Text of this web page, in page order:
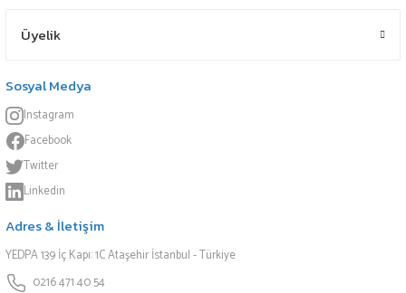
Üyelik
Sosyal Medya
Instagram
Facebook
Twitter
Linkedin
Adres & İletişim
YEDPA 139 İç Kapı: 1C Ataşehir İstanbul - Türkiye
0216 471 40 54